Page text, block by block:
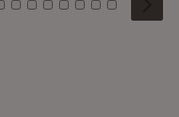
3 4 5
Kachel: 6
Zu Kachel: 7
Zu Kachel: 8
Zu Kachel: 9
Zu Kachel: 10
Zu Kachel: 11
Zu Kachel: 12
Zu Kachel:
Zu